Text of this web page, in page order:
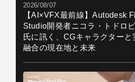
2026/08/07
【AI×VFX最前線】Autodesk
Studio開発者ニコラ・トドロ
氏に訊く、CGキャラクターと
融合の現在地と未来